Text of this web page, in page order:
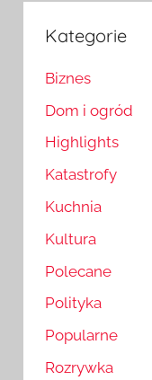
Kategorie
Biznes
Dom i ogród
Highlights
Katastrofy
Kuchnia
Kultura
Polecane
Polityka
Popularne
Rozrywka